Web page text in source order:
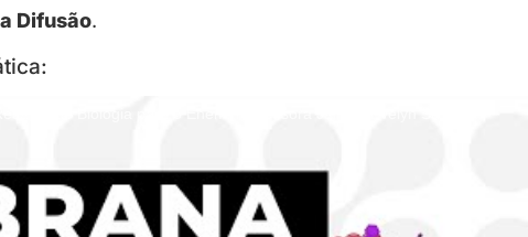
Difusão.